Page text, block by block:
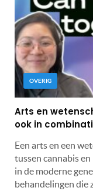
OVERIG
Arts en
ook in
Een arts en een
tussen cannabis
in de moderne
behandelingen die